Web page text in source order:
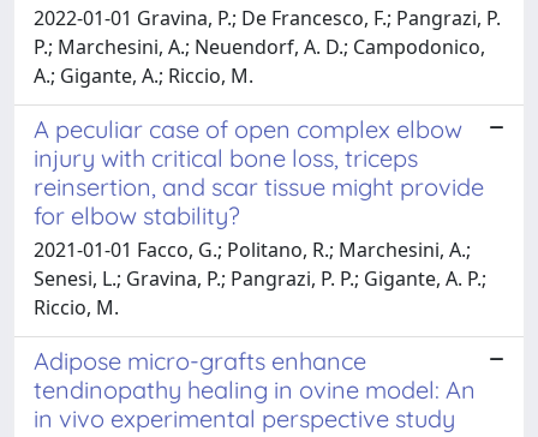
2022-01-01 Gravina, P.; De Francesco, F.; Pangrazi, P.
P.; Marchesini, A.; Neuendorf, A. D.; Campodonico,
A.; Gigante, A.; Riccio, M.
A peculiar case of open complex elbow
injury with critical bone loss, triceps
reinsertion, and scar tissue might provide
for elbow stability?
2021-01-01 Facco, G.; Politano, R.; Marchesini, A.;
Senesi, L.; Gravina, P.; Pangrazi, P. P.; Gigante, A. P.;
Riccio, M.
Adipose micro-grafts enhance
tendinopathy healing in ovine model: An
in vivo experimental perspective study